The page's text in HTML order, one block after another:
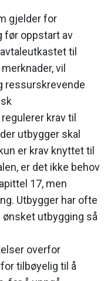
gjelder for
før oppstart av
til
vil
ressurskrevende
krav til
utbygger skal
er krav knyttet til
er det ikke behov
17, men
Utbygger har ofte
utbygging så
overfor
tilbøyelig til å